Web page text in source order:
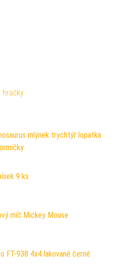
hračky
mlýnek trychtýř lopatka
9 ks
míč Mickey Mouse
FT-938 4x4 lakované černé